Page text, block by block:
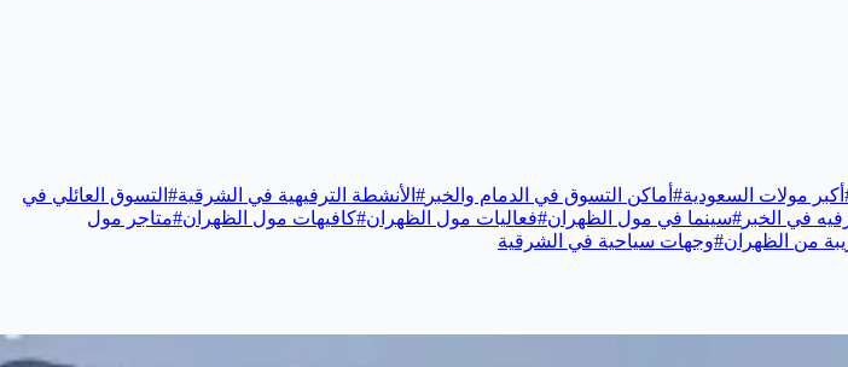
أكبر مولات السعودية# أماكن التسوق في الدمام والخبر # الأنشطة الترفيهية في الشرقية# التسوق العائلي في
في الخبر #سينما في مول الظهران#فعاليات مول الظهران#كافيهات مول الظهران#متاجر مول
من الظهران#وجهات سياحية في الشرقية